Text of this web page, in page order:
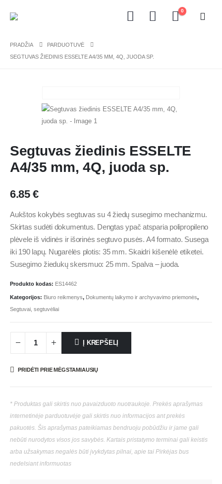
0
PRADŽIA
PARDUOTUVĖ
SEGTUVAS ŽIEDINIS ESSELTE A4/35 MM, 4Q, JUODA SP.
Segtuvas žiedinis ESSELTE
A4/35 mm, 4Q, juoda sp.
6.85 €
Aukštos kokybės segtuvas su 4 žiedų susegimo mechanizmu.
Skirtas sudėti dokumentus. Dengtas ypač atsparia polipropileno
plėvele iš vidinės ir išorinės segtuvo pusės. A4 formato. Susega
iki 190 lapų. Nugarėlės plotis: 35 mm. Skaidri kišenėlė etiketei.
Susegimo žiedukų skersmuo: 25 mm. Spalva – juoda.
Produkto kodas: ES14462
Kategorijos: Biuro reikmenys, Dokumentų laikymo ir archyvavimo priemonės,
Segtuvai, segtuvėliai
Į KREPŠELĮ
PRIDĖTI PRIE MĖGSTAMIAUSIŲ
* Produktas gali skirtis nuo pavaizduoto nuotraukoje. Prekės aprašymas
internetinėje parduotuvėje gali skirtis nuo informacijos ant prekės
pakuotės. Šis aprašymas pateikiamas bendruoju pobūdžiu ir jame gali
nebūti nurodytos visos jos savybės. Kartais pristatymo terminai gali keistis
arba užsakymas negalės būti įvykdytas pilnai, apie tai Pirkėjas bus
nedelsiant informuotas